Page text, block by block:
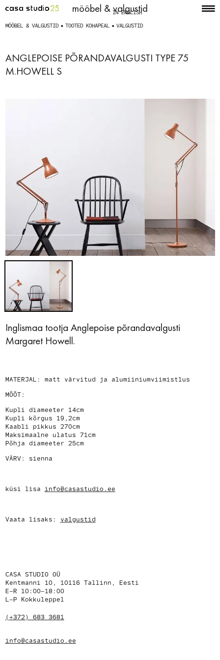
mööbel & valgustid
IN ENGLISH
MÖÖBEL & VALGUSTID TOOTED KOHAPEAL VALGUSTID
ANGLEPOISE PÕRANDAVALGUSTI TYPE 75
M.HOWELL S
Inglismaa tootja Anglepoise põrandavalgusti
Margaret Howell.
MATERJAL: matt värvitud ja alumiiniumviimistlus
MÕÕT:
Kupli diameeter 14cm
Kupli kõrgus 19,2cm
Kaabli pikkus 270cm
Maksimaalne ulatus 71cm
Põhja diameeter 25cm
VÄRV: sienna
küsi lisa info@casastudio.ee
Vaata lisaks: valgustid
CASA STUDIO OÜ
Kentmanni 10, 10116 Tallinn, Eesti
E–R 10:00–18:00
L–P Kokkuleppel
(+372) 683 3681
info@casastudio.ee